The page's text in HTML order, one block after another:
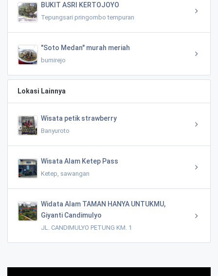
BUKIT ASRI KERTOJOYO
Tepungsari pringombo tempuran
"Soto Medan" murah meriah
bumirejo
Lokasi Lainnya
Wisata petik strawberry
Banyuroto
Wisata Alam Ketep Pass
Ketep, sawangan
Widata Alam TAMAN HANYA UNTUKMU,
Giyanti Candimulyo
JL. CANDIMULYO PETUNG KM. 1